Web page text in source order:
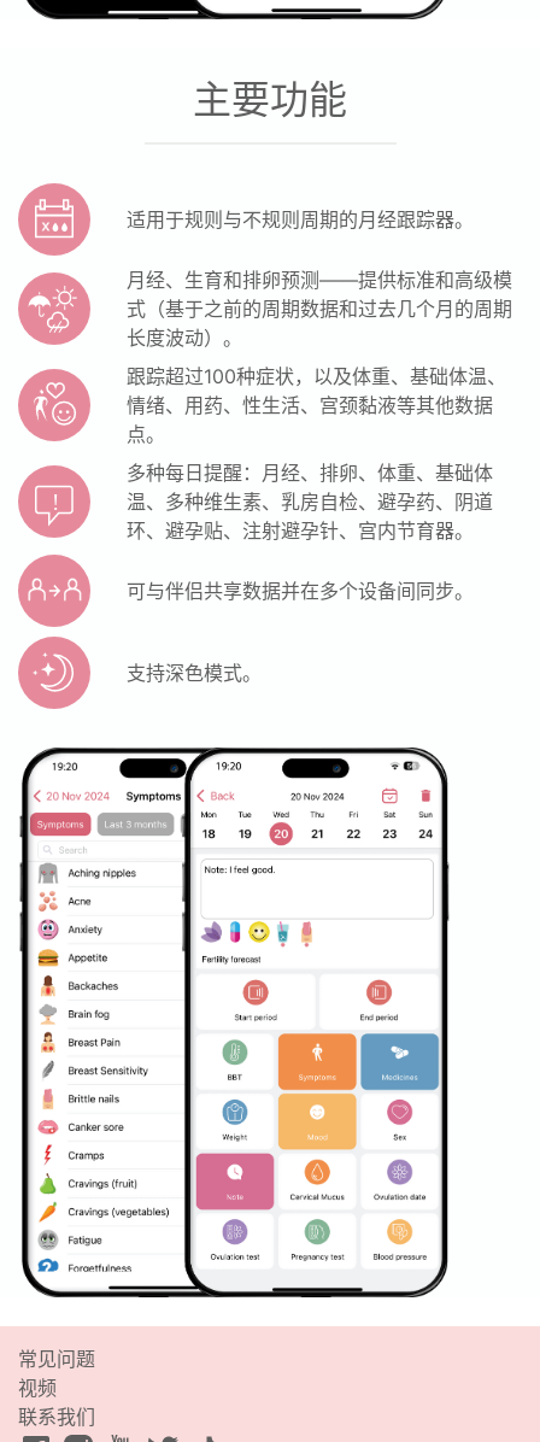
主要功能
适用于规则与不规则周期的月经跟踪器。
月经、生育和排卵预测——提供标准和高级模
式（基于之前的周期数据和过去几个月的周期
长度波动）。
跟踪超过100种症状，以及体重、基础体温、
情绪、用药、性生活、宫颈黏液等其他数据
点。
多种每日提醒：月经、排卵、体重、基础体
温、多种维生素、乳房自检、避孕药、阴道
环、避孕贴、注射避孕针、宫内节育器。
可与伴侣共享数据并在多个设备间同步。
支持深色模式。
常见问题
视频
联系我们